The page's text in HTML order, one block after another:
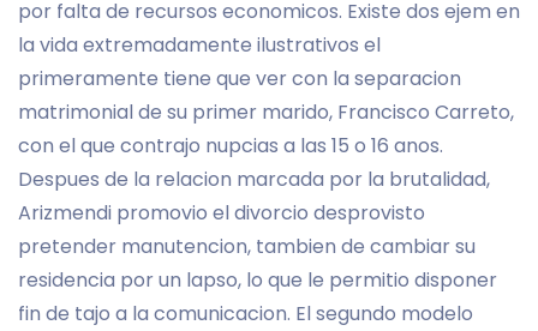
por falta de recursos economicos. Existe dos ejem en
la vida extremadamente ilustrativos el
primeramente tiene que ver con la separacion
matrimonial de su primer marido, Francisco Carreto,
con el que contrajo nupcias a las 15 o 16 anos.
Despues de la relacion marcada por la brutalidad,
Arizmendi promovio el divorcio desprovisto
pretender manutencion, tambien de cambiar su
residencia por un lapso, lo que le permitio disponer
fin de tajo a la comunicacion. El segundo modelo